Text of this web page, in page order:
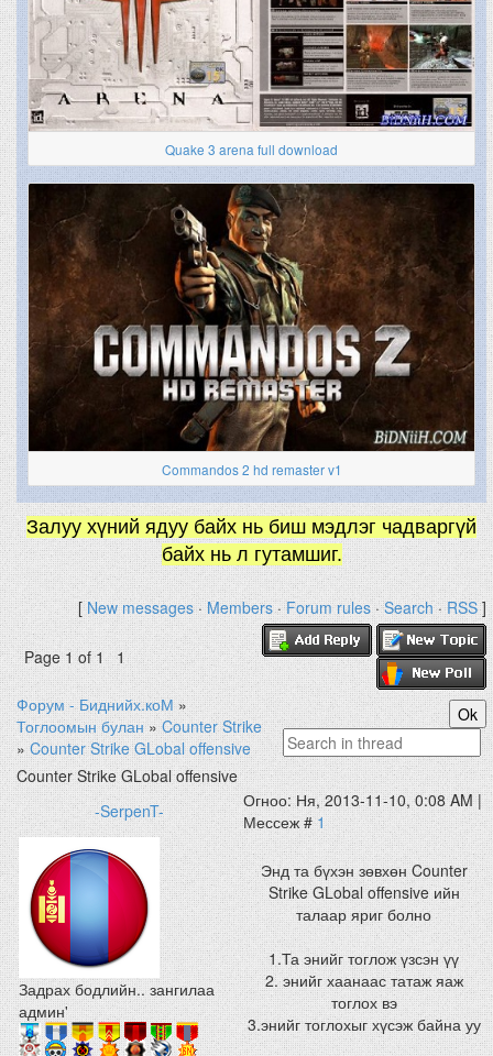
Quake 3 arena full download
Commandos 2 hd remaster v1
Залуу хүний ядуу байх нь биш мэдлэг чадваргүй
байх нь л гутамшиг.
[New messages·Members·Forum rules·Search·RSS]
Page1of1 1
Форум - Биднийх.коМ »
Тоглоомын булан » Counter Strike
» Counter Strike GLobal offensive
Counter Strike GLobal offensive
-SerpenT-
Огноо: Ня, 2013-11-10, 0:08 AM |
Мессеж #1
Задрах бодлийн.. зангилаа
админ'
Энд та бүхэн зөвхөн Counter
Strike GLobal offensive ийн
талаар яриг болно
1.Та энийг тоглож үзсэн үү
2. энийг хаанаас татаж яаж
тоглох вэ
3.энийг тоглохыг хүсэж байна уу